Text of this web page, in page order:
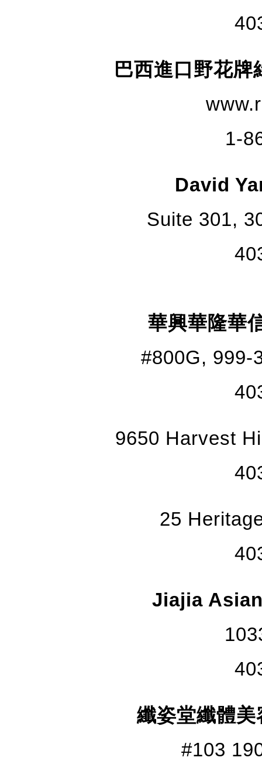
巴西進口野花
1-
​​​​​David
Suite 301,
華興華隆華
#800G, 999-
9650 Harvest
25
Jiajia
纖姿堂纖體
#103